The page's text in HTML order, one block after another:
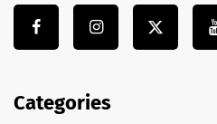
Categories